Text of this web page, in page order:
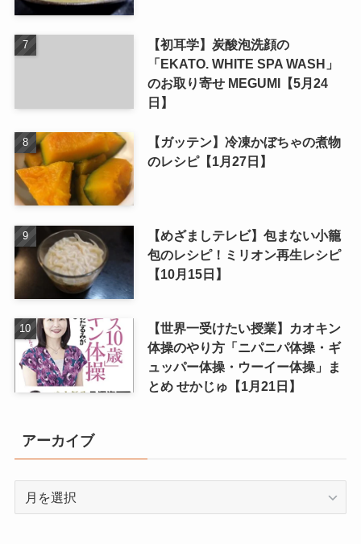
【初耳学】炭酸泡洗顔の
「EKATO. WHITE SPA WASH」
のお取り寄せ MEGUMI【5月24
日】
【ガッテン】冷凍かぼちゃの煮物
のレシピ【1月27日】
【めざましテレビ】包まない小籠
包のレシピ！ミリオン再生レシピ
【10月15日】
【世界一受けたい授業】カオキン
体操のやり方「ニパニパ体操・ギ
ュッパー体操・ウーイー体操」ま
とめ せかじゅ【1月21日】
アーカイブ